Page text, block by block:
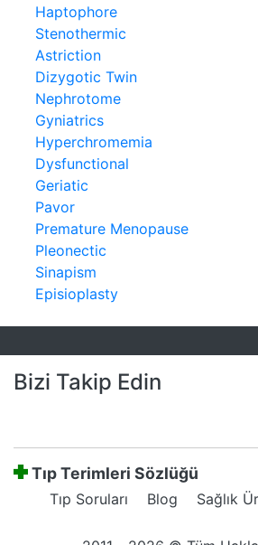
Haptophore
Stenothermic
Astriction
Dizygotic Twin
Nephrotome
Gyniatrics
Hyperchromemia
Dysfunctional
Geriatic
Pavor
Premature Menopause
Pleonectic
Sinapism
Episioplasty
Bizi Takip Edin
Tıp Terimleri Sözlüğü
Tıp Soruları Blog Sağlık